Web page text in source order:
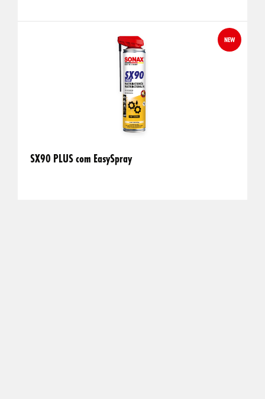
NEW
SX90 PLUS com EasySpray